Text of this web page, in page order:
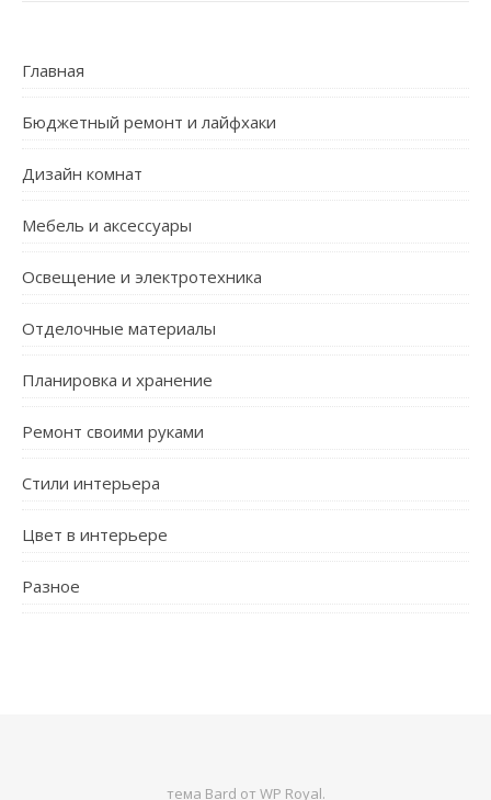
Главная
Бюджетный ремонт и лайфхаки
Дизайн комнат
Мебель и аксессуары
Освещение и электротехника
Отделочные материалы
Планировка и хранение
Ремонт своими руками
Стили интерьера
Цвет в интерьере
Разное
тема Bard от WP Royal.